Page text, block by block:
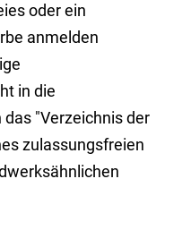
oder ein
anmelden
in die
"Verzeichnis der
zulassungsfreien